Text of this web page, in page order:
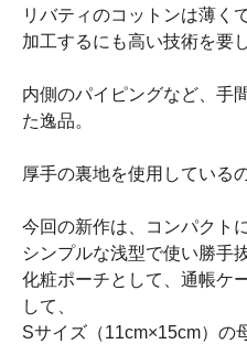
リバティのコットンは薄く
加工するにも高い技術を要
内側のパイピングなど、手
た逸品。
厚手の裏地を使用している
今回の新作は、コンパクト
シンプルな浅型で使い勝手
化粧ポーチとして、通帳ケ
して、
Sサイズ（11cm×15cm）の